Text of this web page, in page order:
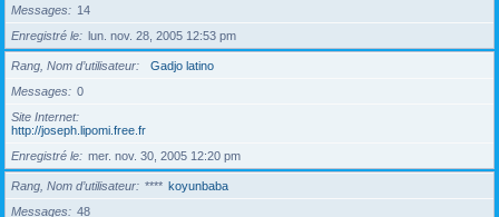
Messages
14
Enregistré le
lun. nov. 28, 2005 12:53 pm
Rang, Nom d’utilisateur
Gadjo latino
Messages
0
Site Internet
http://joseph.lipomi.free.fr
Enregistré le
mer. nov. 30, 2005 12:20 pm
Rang, Nom d’utilisateur **** koyunbaba
Messages
48